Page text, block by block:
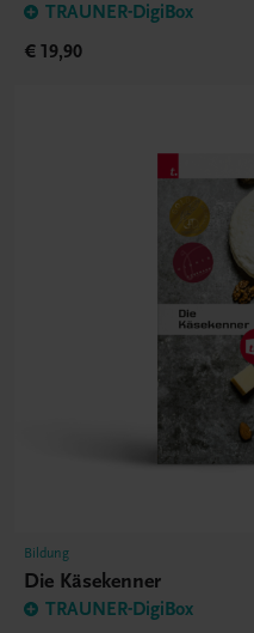
TRAUNER-DigiBox
€ 19,90
Bildung
Die Käsekenner
TRAUNER-DigiBox